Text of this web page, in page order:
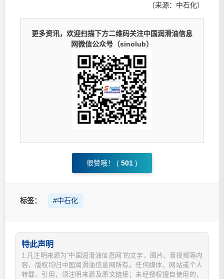
（来源：中石化）
更多资讯，欢迎扫描下方二维码关注中国润滑油信息
网微信公众号（sinolub）
很赞哦！ ( 501 )
标签： #中石化
特此声明
1.凡注明来源为“中国润滑油信息网”的文字、图片、音视频等内
容，版权均归中国润滑油信息网所有。任何媒体、网站或个人
转载、引用，须注明来源及原文链接；未经授权擅自使用的，